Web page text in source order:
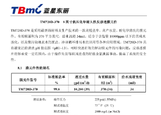
→ 板式换热器
→ PE水箱及配件
→ 水处理药剂
新闻资讯
→ 行业新闻